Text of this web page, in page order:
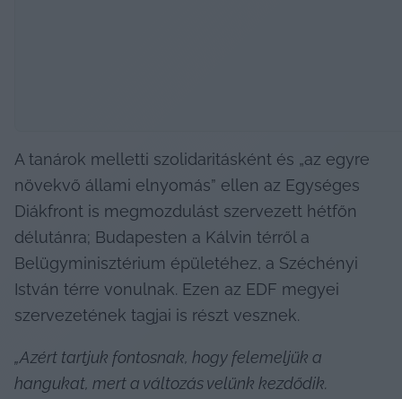
A tanárok melletti szolidaritásként és „az egyre
növekvő állami elnyomás” ellen az Egységes
Diákfront is megmozdulást szervezett hétfőn
délutánra; Budapesten a Kálvin térről a
Belügyminisztérium épületéhez, a Széchényi
István térre vonulnak. Ezen az EDF megyei
szervezetének tagjai is részt vesznek.
„Azért tartjuk fontosnak, hogy felemeljük a
hangukat, mert a változás velünk kezdődik.